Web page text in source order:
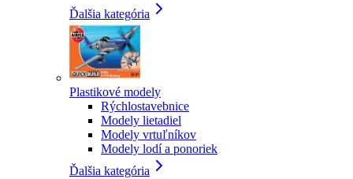
Ďalšia kategória
Plastikové modely
Rýchlostavebnice
Modely lietadiel
Modely vrtuľníkov
Modely lodí a ponoriek
Ďalšia kategória